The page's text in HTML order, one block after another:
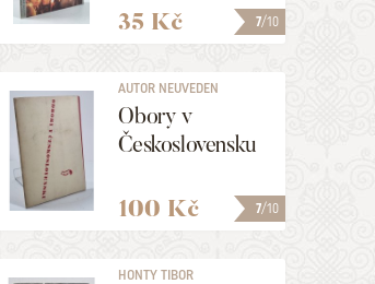
7/10
35 Kč
7/10
AUTOR NEUVEDEN
Obory v
Československu
100 Kč
HONTY TIBOR